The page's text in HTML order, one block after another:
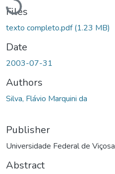
Loading...
Files
texto completo.pdf(1.23 MB)
Date
2003-07-31
Authors
Silva, Flávio Marquini da
Publisher
Universidade Federal de Viçosa
Abstract